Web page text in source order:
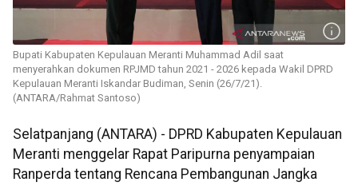
Bupati Kabupaten Kepulauan Meranti Muhammad Adil saat
menyerahkan dokumen RPJMD tahun 2021 - 2026 kepada Wakil DPRD
Kepulauan Meranti Iskandar Budiman, Senin (26/7/21).
(ANTARA/Rahmat Santoso)
Selatpanjang (ANTARA) - DPRD Kabupaten Kepulauan
Meranti menggelar Rapat Paripurna penyampaian
Ranperda tentang Rencana Pembangunan Jangka